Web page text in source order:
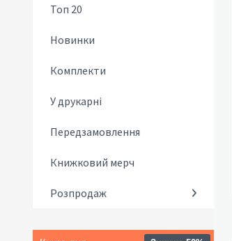
Топ 20
Новинки
Комплекти
У друкарні
Передзамовлення
Книжковий мерч
Розпродаж